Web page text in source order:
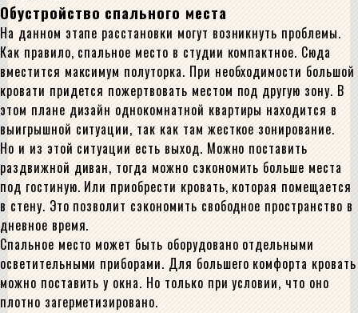
Обустройство спального места
На данном этапе расстановки могут возникнуть проблемы.
Как правило, спальное место в студии компактное. Сюда
вместится максимум полуторка. При необходимости большой
кровати придется пожертвовать местом под другую зону. В
этом плане дизайн однокомнатной квартиры находится в
выигрышной ситуации, так как там жесткое зонирование.
Но и из этой ситуации есть выход. Можно поставить
раздвижной диван, тогда можно сэкономить больше места
под гостиную. Или приобрести кровать, которая помещается
в стену. Это позволит сэкономить свободное пространство в
дневное время.
Спальное место может быть оборудовано отдельными
осветительными приборами. Для большего комфорта кровать
можно поставить у окна. Но только при условии, что оно
плотно загерметизировано.